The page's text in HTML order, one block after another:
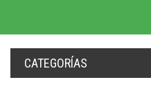
CATEGORÍAS